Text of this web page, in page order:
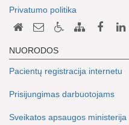
Privatumo politika
NUORODOS
Pacientų registracija internetu
Prisijungimas darbuotojams
Sveikatos apsaugos ministerija